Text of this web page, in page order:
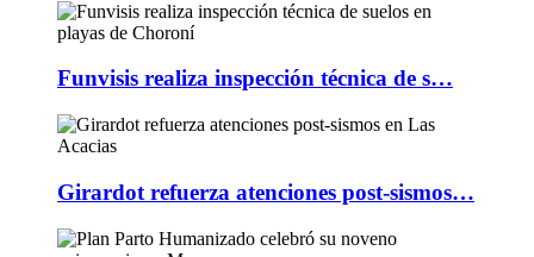
Funvisis realiza inspección técnica de s…
Girardot refuerza atenciones post-sismos…